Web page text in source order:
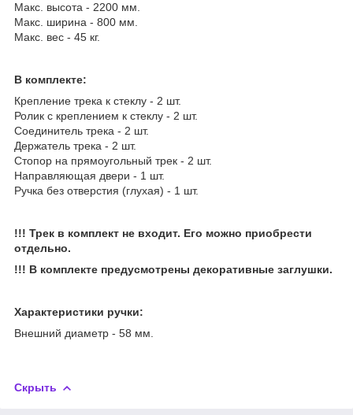
Макс. высота - 2200 мм.
Макс. ширина - 800 мм.
Макс. вес - 45 кг.
В комплекте:
Крепление трека к стеклу - 2 шт.
Ролик с креплением к стеклу - 2 шт.
Соединитель трека - 2 шт.
Держатель трека - 2 шт.
Стопор на прямоугольный трек - 2 шт.
Направляющая двери - 1 шт.
Ручка без отверстия (глухая) - 1 шт.
!!! Трек в комплект не входит. Его можно приобрести
отдельно.
!!! В комплекте предусмотрены декоративные заглушки.
Характеристики ручки:
Внешний диаметр - 58 мм.
Скрыть